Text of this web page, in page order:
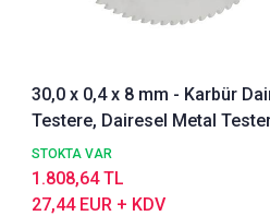
30,0 x 0,4 x 8 mm - Karbür
Testere, Dairesel Metal
DIN1837 A, İnce Dişli, Z=80
STOKTA VAR
27,44 EUR + KDV
1.808,64 TL